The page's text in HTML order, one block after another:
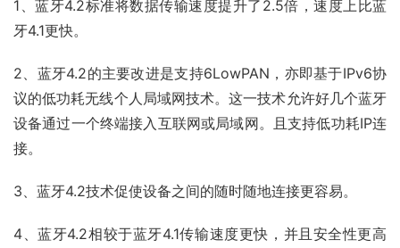
1、蓝牙4.2标准将数据传输速度提升了2.5倍，速度上比蓝
牙4.1更快。
2、蓝牙4.2的主要改进是支持6LowPAN，亦即基于IPv6协
议的低功耗无线个人局域网技术。这一技术允许好几个蓝牙
设备通过一个终端接入互联网或局域网。且支持低功耗IP连
接。
3、蓝牙4.2技术促使设备之间的随时随地连接更容易。
4、蓝牙4.2相较于蓝牙4.1传输速度更快，并且安全性更高